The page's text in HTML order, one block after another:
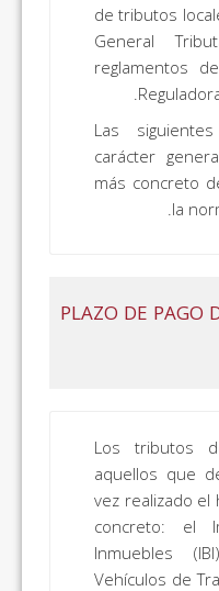
de tributos
General
reglamentos
Las
carácter
más concreto
la
PLAZO DE PAGO
Los tributos
aquellos que
vez realizado el
concreto: el
Inmuebles
Vehículos de